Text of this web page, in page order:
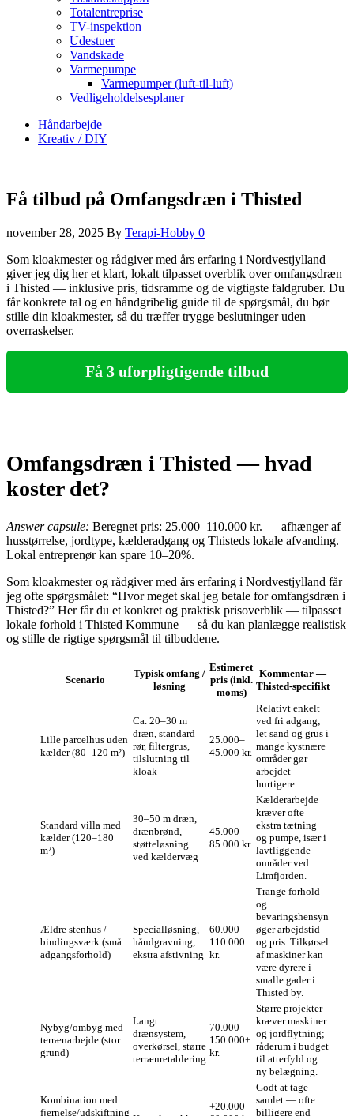
Totalentreprise
TV-inspektion
Udestuer
Vandskade
Varmepumpe
Varmepumper (luft-til-luft)
Vedligeholdelsesplaner
Håndarbejde
Kreativ / DIY
Få tilbud på Omfangsdræn i Thisted
november 28, 2025 By Terapi-Hobby 0
Som kloakmester og rådgiver med års erfaring i Nordvestjylland
giver jeg dig her et klart, lokalt tilpasset overblik over omfangsdræn
i Thisted — inklusive pris, tidsramme og de vigtigste faldgruber. Du
får konkrete tal og en håndgribelig guide til de spørgsmål, du bør
stille din kloakmester, så du træffer trygge beslutninger uden
overraskelser.
Få 3 uforpligtigende tilbud
Omfangsdræn i Thisted — hvad
koster det?
Answer capsule: Beregnet pris: 25.000–110.000 kr. — afhænger af
husstørrelse, jordtype, kælderadgang og Thisteds lokale afvanding.
Lokal entreprenør kan spare 10–20%.
Som kloakmester og rådgiver med års erfaring i Nordvestjylland får
jeg ofte spørgsmålet: “Hvor meget skal jeg betale for omfangsdræn i
Thisted?” Her får du et konkret og praktisk prisoverblik — tilpasset
lokale forhold i Thisted Kommune — så du kan planlægge realistisk
og stille de rigtige spørgsmål til tilbuddene.
Scenario
Typisk omfang /
løsning
Estimeret
pris (inkl.
moms)
Kommentar —
Thisted‑specifikt
Lille parcelhus uden
kælder (80–120 m²)
Ca. 20–30 m
dræn, standard
rør, filtergrus,
tilslutning til
kloak
25.000–
45.000 kr.
Relativt enkelt
ved fri adgang;
let sand og grus i
mange kystnære
områder gør
arbejdet
hurtigere.
Standard villa med
kælder (120–180
m²)
30–50 m dræn,
drænbrønd,
støtteløsning
ved kældervæg
45.000–
85.000 kr.
Kælderarbejde
kræver ofte
ekstra tætning
og pumpe, især i
lavtliggende
områder ved
Limfjorden.
Ældre stenhus /
bindingsværk (små
adgangsforhold)
Specialløsning,
håndgravning,
ekstra afstivning
60.000–
110.000
kr.
Trange forhold
og
bevaringshensyn
øger arbejdstid
og pris. Tilkørsel
af maskiner kan
være dyrere i
smalle gader i
Thisted by.
Nybyg/ombyg med
terrænarbejde (stor
grund)
Langt
drænsystem,
overkørsel, større
terrænretablering
70.000–
150.000+
kr.
Større projekter
kræver maskiner
og jordflytning;
råderum i budget
til atterfyld og
ny belægning.
Kombination med
fjernelse/udskiftning
+20.000–
Godt at tage
samlet — ofte
billigere end